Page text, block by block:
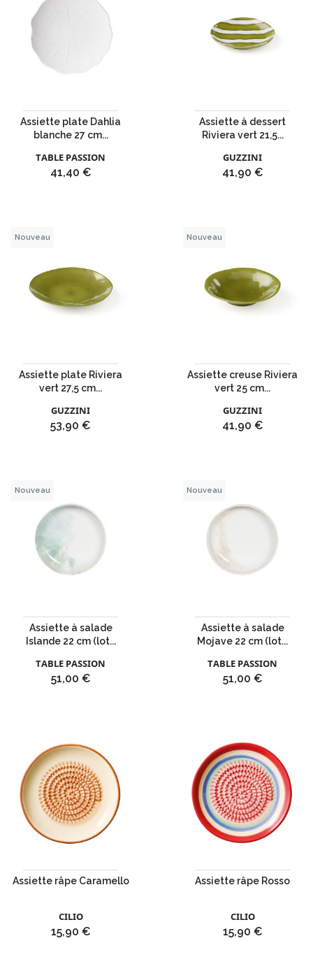
Assiette plate Dahlia
blanche 27 cm...
TABLE PASSION
Prix
41,40 €
Assiette à dessert
Riviera vert 21,5...
GUZZINI
Prix
41,90 €
Assiette plate Riviera
vert 27,5 cm...
GUZZINI
Prix
53,90 €
Nouveau
Assiette creuse Riviera
vert 25 cm...
GUZZINI
Prix
41,90 €
Nouveau
Assiette à salade
Islande 22 cm (lot...
TABLE PASSION
Prix
51,00 €
Nouveau
Assiette à salade
Mojave 22 cm (lot...
TABLE PASSION
Prix
51,00 €
Nouveau
Assiette râpe Caramello
CILIO
Prix
15,90 €
Assiette râpe Rosso
CILIO
Prix
15,90 €